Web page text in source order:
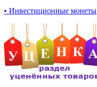
• Инвестиционные монеты